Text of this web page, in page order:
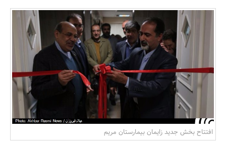
بانک، بیمه و سرمایه
مسکن و ساختمان
افتتاح بخش جدید زایمان بیمارستان مریم